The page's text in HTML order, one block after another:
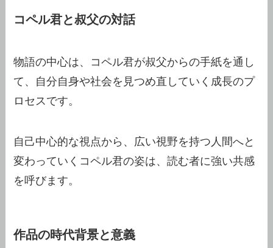
コペル君と叔父の対話
物語の中心は、コペル君が叔父からの手紙を通し
て、自分自身や社会を見つめ直していく成長のプ
ロセスです。
自己中心的な視点から、広い視野を持つ人間へと
変わっていくコペル君の姿は、読む者に強い共感
を呼びます。
作品の時代背景と意義